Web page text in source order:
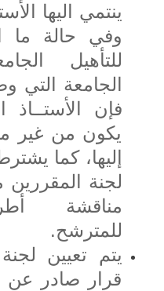
ينتمي اليها
وفي حالة ما
للتأهيل
الجامعة التي
فإن
يكون من غير
إليها، كما
لجنة
مناقشة
للمترشح.
يتم تعيين
قرار صادر عن